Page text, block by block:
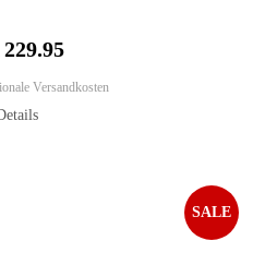
Versandkosten
SALE